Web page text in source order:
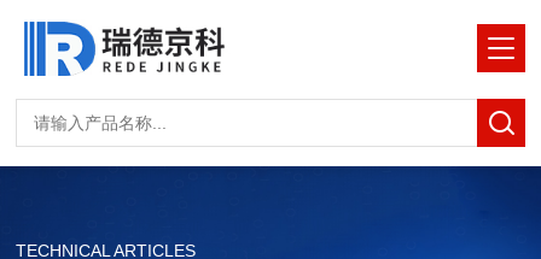
TECHNICAL ARTICLES